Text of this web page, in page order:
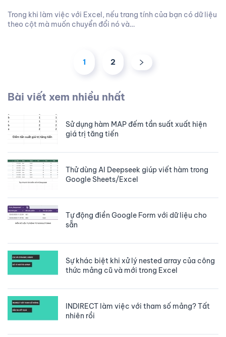
Trong khi làm việc với Excel, nếu trang tính của bạn có dữ liệu
theo cột mà muốn chuyển đổi nó và…
1 2
Bài viết xem nhiều nhất
Sử dụng hàm MAP đếm tần suất xuất hiện
giá trị tăng tiến
Thử dùng AI Deepseek giúp viết hàm trong
Google Sheets/Excel
Tự động điền Google Form với dữ liệu cho
sẵn
Sự khác biệt khi xử lý nested array của công
thức mảng cũ và mới trong Excel
INDIRECT làm việc với tham số mảng? Tất
nhiên rồi